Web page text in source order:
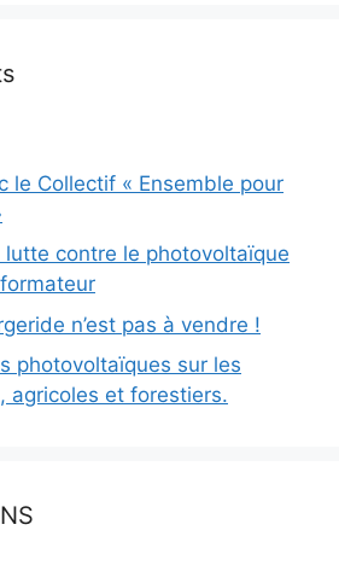
le Collectif « Ensemble pour
lutte contre le photovoltaïque
n’est pas à vendre !
photovoltaïques sur les
agricoles et forestiers.